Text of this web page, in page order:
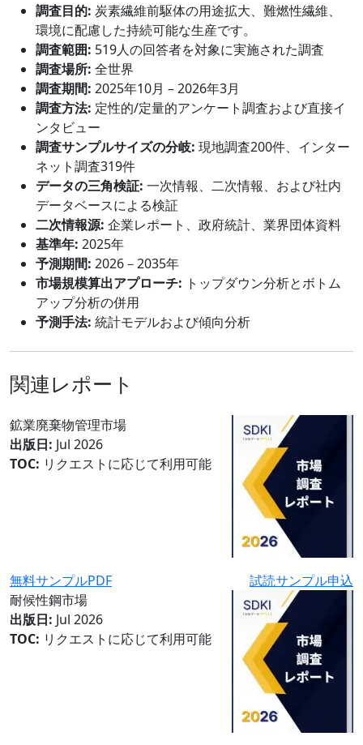
調査目的: 炭素繊維前駆体の用途拡大、難燃性繊維、
環境に配慮した持続可能な生産です。
調査範囲: 519人の回答者を対象に実施された調査
調査場所: 全世界
調査期間: 2025年10月 – 2026年3月
調査方法: 定性的/定量的アンケート調査および直接イ
ンタビュー
調査サンプルサイズの分岐: 現地調査200件、インター
ネット調査319件
データの三角検証: 一次情報、二次情報、および社内
データベースによる検証
二次情報源: 企業レポート、政府統計、業界団体資料
基準年: 2025年
予測期間: 2026－2035年
市場規模算出アプローチ: トップダウン分析とボトム
アップ分析の併用
予測手法: 統計モデルおよび傾向分析
関連レポート
鉱業廃棄物管理市場
出版日: Jul 2026
TOC: リクエストに応じて利用可能
無料サンプルPDF
試読サンプル申込
耐候性鋼市場
出版日: Jul 2026
TOC: リクエストに応じて利用可能